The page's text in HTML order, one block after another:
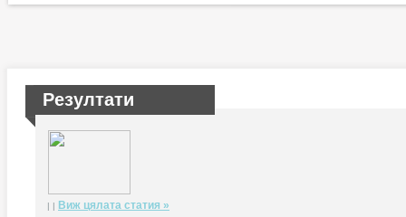
Резултати
| | Виж цялата статия »